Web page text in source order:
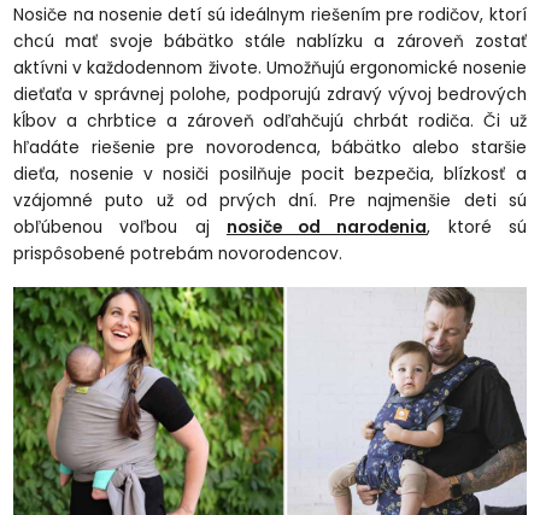
Nosiče na nosenie detí sú ideálnym riešením pre rodičov, ktorí
chcú mať svoje bábätko stále nablízku a zároveň zostať
aktívni v každodennom živote. Umožňujú ergonomické nosenie
dieťaťa v správnej polohe, podporujú zdravý vývoj bedrových
kĺbov a chrbtice a zároveň odľahčujú chrbát rodiča. Či už
hľadáte riešenie pre novorodenca, bábätko alebo staršie
dieťa, nosenie v nosiči posilňuje pocit bezpečia, blízkosť a
vzájomné puto už od prvých dní. Pre najmenšie deti sú
obľúbenou voľbou aj nosiče od narodenia, ktoré sú
prispôsobené potrebám novorodencov.